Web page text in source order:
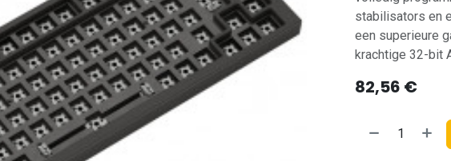
stabilisators en
een superieure
krachtige 32-bit
82,56 €